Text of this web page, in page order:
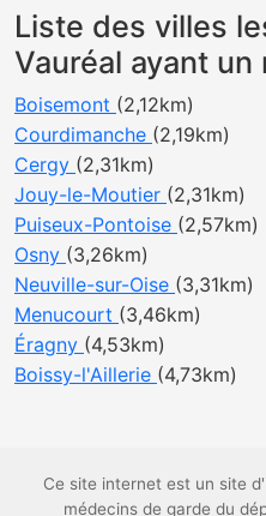
Liste des villes
Vauréal ayant
Boisemont (2,12km)
Courdimanche (2,19km)
Cergy (2,31km)
Jouy-le-Moutier (2,31km)
Puiseux-Pontoise (2,57km)
Osny (3,26km)
Neuville-sur-Oise (3,31km)
Menucourt (3,46km)
Éragny (4,53km)
Boissy-l'Aillerie (4,73km)
Ce site internet est un site
médecins de garde du